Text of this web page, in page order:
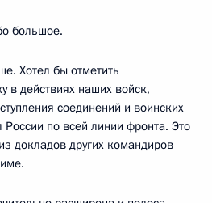
большое.
Хотел бы отметить
в действиях наших войск,
соединений и воинских
по всей линии фронта. Это
докладов других командиров